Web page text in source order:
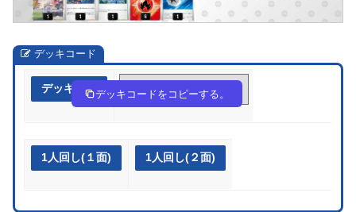
デッキコード
デッキ作成 aaY4cY-JnFTRn-48c8D8
デッキコードをコピーする。
1人回し(１面) 1人回し(２面)